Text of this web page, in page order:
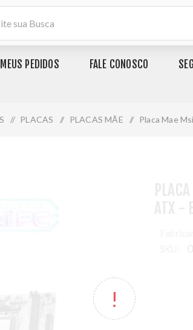
MEUS PEDIDOS FALE CONOSCO
/ PLACAS / PLACAS MÃE / Placa Mae